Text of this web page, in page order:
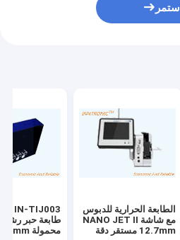
استمر
الطابعة الحرارية للدبوس
مع شاشة NANO JET II
12.7mm مستقر دقة
طابعة حبر